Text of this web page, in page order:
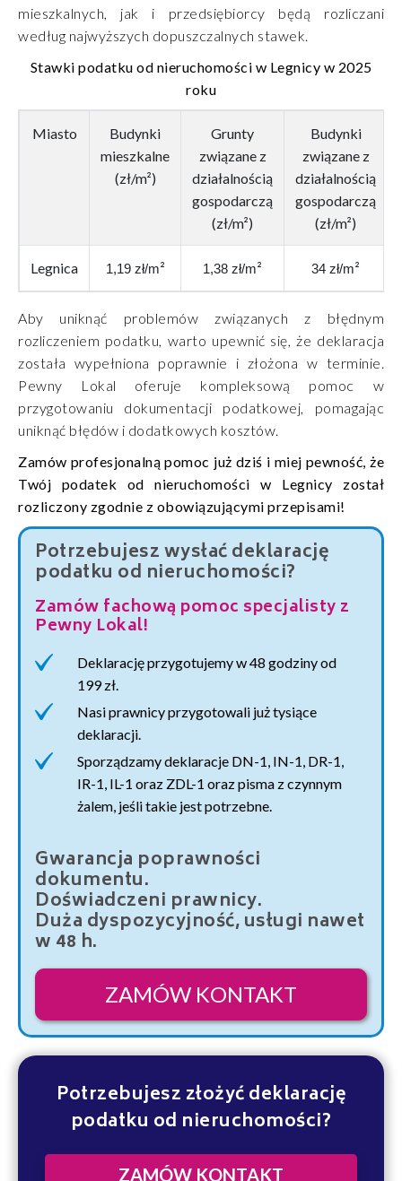
mieszkalnych, jak i przedsiębiorcy będą rozliczani
według najwyższych dopuszczalnych stawek.
Stawki podatku od nieruchomości w Legnicy w 2025
roku
Miasto
Budynki
mieszkalne
(zł/m²)
Grunty
związane z
działalnością
gospodarczą
(zł/m²)
Budynki
związane z
działalnością
gospodarczą
(zł/m²)
Legnica 1,19 zł/m² 1,38 zł/m² 34 zł/m²
Aby uniknąć problemów związanych z błędnym
rozliczeniem podatku, warto upewnić się, że deklaracja
została wypełniona poprawnie i złożona w terminie.
Pewny Lokal oferuje kompleksową pomoc w
przygotowaniu dokumentacji podatkowej, pomagając
uniknąć błędów i dodatkowych kosztów.
Zamów profesjonalną pomoc już dziś i miej pewność, że
Twój podatek od nieruchomości w Legnicy został
rozliczony zgodnie z obowiązującymi przepisami!
Potrzebujesz wysłać deklarację
podatku od nieruchomości?
Zamów fachową pomoc specjalisty z
Pewny Lokal!
Deklarację przygotujemy w 48 godziny od
199 zł.
Nasi prawnicy przygotowali już tysiące
deklaracji.
Sporządzamy deklaracje DN-1, IN-1, DR-1,
IR-1, IL-1 oraz ZDL-1 oraz pisma z czynnym
żalem, jeśli takie jest potrzebne.
Gwarancja poprawności
dokumentu.
Doświadczeni prawnicy.
Duża dyspozycyjność, usługi nawet
w 48 h.
ZAMÓW KONTAKT
Potrzebujesz złożyć deklarację
podatku od nieruchomości?
ZAMÓW KONTAKT